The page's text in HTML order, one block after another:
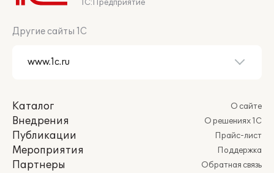
1С:Предприятие
Другие сайты 1С
Каталог
Внедрения
Публикации
Мероприятия
Партнеры
О сайте
О решениях 1С
Прайс-лист
Поддержка
Обратная связь